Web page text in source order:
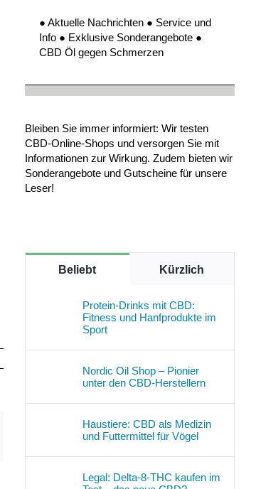
● Aktuelle Nachrichten ● Service und
Info ● Exklusive Sonderangebote ●
CBD Öl gegen Schmerzen
Bleiben Sie immer informiert: Wir testen
CBD-Online-Shops und versorgen Sie mit
Informationen zur Wirkung. Zudem bieten wir
Sonderangebote und Gutscheine für unsere
Leser!
Beliebt Kürzlich
Protein-Drinks mit CBD:
Fitness und Hanfprodukte im
Sport
Nordic Oil Shop – Pionier
unter den CBD-Herstellern
Haustiere: CBD als Medizin
und Futtermittel für Vögel
Legal: Delta-8-THC kaufen im